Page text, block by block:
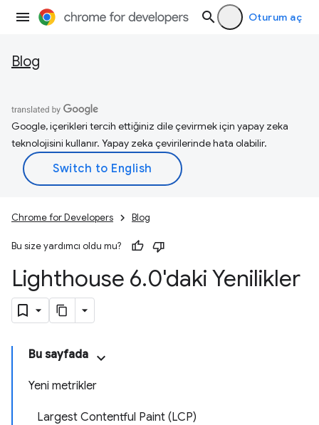
Oturum aç
Blog
Google, içerikleri tercih ettiğiniz dile çevirmek için yapay zeka
teknolojisini kullanır. Yapay zeka çevirilerinde hata olabilir.
Chrome for Developers Blog
Bu size yardımcı oldu mu?
Lighthouse 6.0'daki Yenilikler
Bu sayfada
Yeni metrikler
Largest Contentful Paint (LCP)